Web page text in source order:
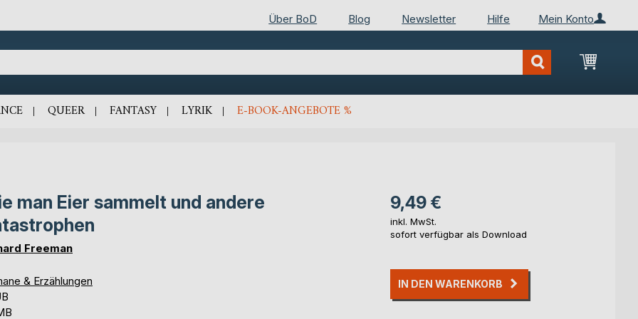
Mein Konto
Über BoD Blog Newsletter Hilfe
Mein
QUEER FANTASY LYRIK E-BOOK-ANGEBOTE %
man Eier sammelt und andere
Freeman
& Erzählungen
9,49 €
inkl. MwSt.
sofort verfügbar als Download
IN DEN WARENKORB